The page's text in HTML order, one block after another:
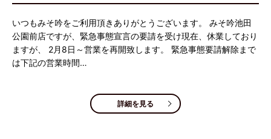
いつもみそ吟をご利用頂きありがとうございます。 みそ吟池田
公園前店ですが、緊急事態宣言の要請を受け現在、休業しており
ますが、 2月8日～営業を再開致します。 緊急事態要請解除まで
は下記の営業時間…
詳細を見る